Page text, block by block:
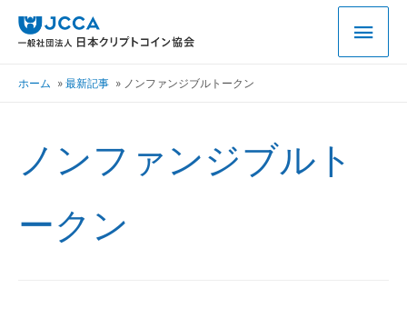
ホーム 最新記事 ノンファンジブルトークン
ノンファンジブルト
ークン